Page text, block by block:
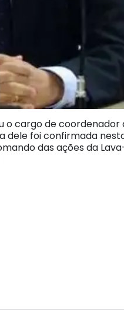
o cargo de
dele foi confirmada
das ações da